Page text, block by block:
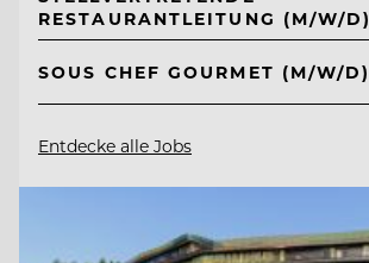
RESTAURANTLEITUNG (M/W/D)
SOUS CHEF GOURMET (M/W/D)
Entdecke alle Jobs